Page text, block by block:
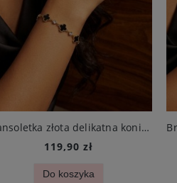
Bransoletka złota delikatna koniczynka mini czarna i cyrkonie stal chirurgiczna
119,90 zł
Do koszyka